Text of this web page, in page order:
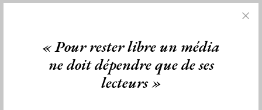
Par jissey
On consulte peut-être un peu trop facilement les Psy...
« Pour rester libre un média
ne doit dépendre que de ses
lecteurs »